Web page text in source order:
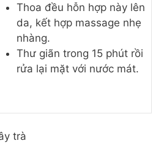
Thoa đều hỗn hợp này lên
da, kết hợp massage nhẹ
nhàng.
Thư giãn trong 15 phút rồi
rửa lại mặt với nước mát.